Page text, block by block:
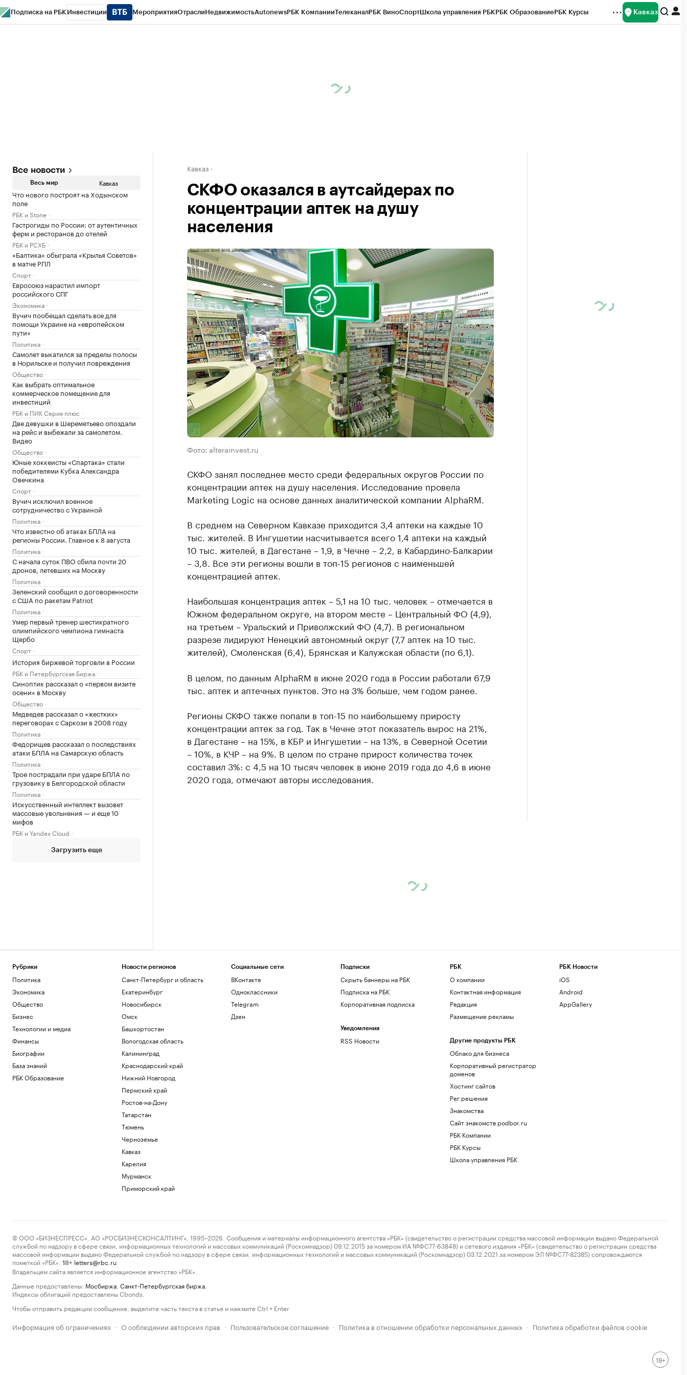
Подписка на РБК Инвестиции МероприятияОтраслиНедвижимостьAutonewsРБК КомпанииТелеканалРБК ВиноСпортШкола управления РБКРБК ОбразованиеРБК Курсы Кавказ
Все новости
Весь мир Кавказ
Что нового построят на Ходынском
поле
РБК и Stone
Гастрогиды по России: от аутентичных
ферм и ресторанов до отелей
РБК и РСХБ
«Балтика» обыграла «Крылья Советов»
в матче РПЛ
Спорт
Евросоюз нарастил импорт
российского СПГ
Экономика
Вучич пообещал сделать все для
помощи Украине на «европейском
пути»
Политика
Самолет выкатился за пределы полосы
в Норильске и получил повреждения
Общество
Как выбрать оптимальное
коммерческое помещение для
инвестиций
РБК и ПИК Серия плюс
Две девушки в Шереметьево опоздали
на рейс и выбежали за самолетом.
Видео
Общество
Юные хоккеисты «Спартака» стали
победителями Кубка Александра
Овечкина
Спорт
Вучич исключил военное
сотрудничество с Украиной
Политика
Что известно об атаках БПЛА на
регионы России. Главное к 8 августа
Политика
С начала суток ПВО сбила почти 20
дронов, летевших на Москву
Политика
Зеленский сообщил о договоренности
с США по ракетам Patriot
Политика
Умер первый тренер шестикратного
олимпийского чемпиона гимнаста
Щербо
Спорт
История биржевой торговли в России
РБК и Петербургская Биржа
Синоптик рассказал о «первом визите
осени» в Москву
Общество
Медведев рассказал о «жестких»
переговорах с Саркози в 2008 году
Политика
Федорищев рассказал о последствиях
атаки БПЛА на Самарскую область
Политика
Трое пострадали при ударе БПЛА по
грузовику в Белгородской области
Политика
Искусственный интеллект вызовет
массовые увольнения — и еще 10
мифов
РБК и Yandex Cloud
Загрузить еще
Кавказ
СКФО оказался в аутсайдерах по
концентрации аптек на душу
населения
Фото: alterainvest.ru
СКФО занял последнее место среди федеральных округов России по
концентрации аптек на душу населения. Исследование провела
Marketing Logic на основе данных аналитической компании AlphaRM.
В среднем на Северном Кавказе приходится 3,4 аптеки на каждые 10
тыс. жителей. В Ингушетии насчитывается всего 1,4 аптеки на каждый
10 тыс. жителей, в Дагестане – 1,9, в Чечне – 2,2, в Кабардино-Балкарии
– 3,8. Все эти регионы вошли в топ-15 регионов с наименьшей
концентрацией аптек.
Наибольшая концентрация аптек – 5,1 на 10 тыс. человек – отмечается в
Южном федеральном округе, на втором месте – Центральный ФО (4,9),
на третьем – Уральский и Приволжский ФО (4,7). В региональном
разрезе лидируют Ненецкий автономный округ (7,7 аптек на 10 тыс.
жителей), Смоленская (6,4), Брянская и Калужская области (по 6,1).
В целом, по данным AlphaRM в июне 2020 года в России работали 67,9
тыс. аптек и аптечных пунктов. Это на 3% больше, чем годом ранее.
Регионы СКФО также попали в топ-15 по наибольшему приросту
концентрации аптек за год. Так в Чечне этот показатель вырос на 21%,
в Дагестане – на 15%, в КБР и Ингушетии – на 13%, в Северной Осетии
– 10%, в КЧР – на 9%. В целом по стране прирост количества точек
составил 3%: с 4,5 на 10 тысяч человек в июне 2019 года до 4,6 в июне
2020 года, отмечают авторы исследования.
Рубрики
Политика
Экономика
Общество
Бизнес
Технологии и медиа
Финансы
Биографии
База знаний
РБК Образование
Новости регионов
Санкт-Петербург и область
Екатеринбург
Новосибирск
Омск
Башкортостан
Вологодская область
Калининград
Краснодарский край
Нижний Новгород
Пермский край
Ростов-на-Дону
Татарстан
Тюмень
Черноземье
Кавказ
Карелия
Мурманск
Приморский край
Социальные сети
ВКонтакте
Одноклассники
Telegram
Дзен
Подписки
Скрыть баннеры на РБК
Подписка на РБК
Корпоративная подписка
Уведомления
RSS Новости
РБК
О компании
Контактная информация
Редакция
Размещение рекламы
Другие продукты РБК
Облако для бизнеса
Корпоративный регистратор
доменов
Хостинг сайтов
Рег.решения
Знакомства
Сайт знакомств podbor.ru
РБК Компании
РБК Курсы
Школа управления РБК
РБК Новости
iOS
Android
AppGallery
© ООО «БИЗНЕСПРЕСС», АО «РОСБИЗНЕСКОНСАЛТИНГ», 1995–2026. Сообщения и материалы информационного агентства «РБК» (свидетельство о регистрации средства массовой информации выдано Федеральной
службой по надзору в сфере связи, информационных технологий и массовых коммуникаций (Роскомнадзор) 09.12.2015 за номером ИА №ФС77-63848) и сетевого издания «РБК» (свидетельство о регистрации средства
массовой информации выдано Федеральной службой по надзору в сфере связи, информационных технологий и массовых коммуникаций (Роскомнадзор) 03.12.2021 за номером ЭЛ №ФС77-82385) сопровождаются
пометкой «РБК».
18+ letters@rbc.ru
Владельцем сайта является информационное агентство «РБК».
Данные предоставлены: Мосбиржа Санкт-Петербургская биржа
Индексы облигаций предоставлены Cbonds.
Чтобы отправить редакции сообщение, выделите часть текста в статье и нажмите Ctrl + Enter
Информация об ограничениях · О соблюдении авторских прав · Пользовательское соглашение · Политика в отношении обработки персональных данных · Политика обработки файлов cookie
18+